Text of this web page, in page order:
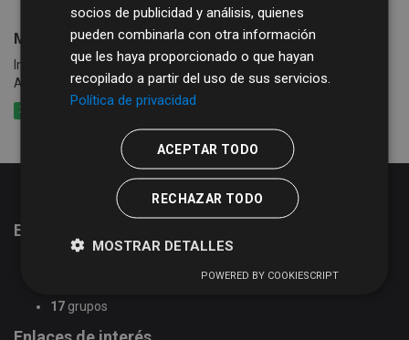
Municipios con Zona de Acción Social
Información sobre los municipios con indicación de la Zona de
Acción Social y el teléfono de su Centro de Acción Social
XLSX
Estadísticas del portal de datos abiertos
17 grupos
socios de publicidad y análisis, quienes
pueden combinarla con otra información
que les haya proporcionado o que hayan
recopilado a partir del uso de sus servicios.
Política de privacidad
ACEPTAR TODO
RECHAZAR TODO
MOSTRAR DETALLES
POWERED BY COOKIESCRIPT